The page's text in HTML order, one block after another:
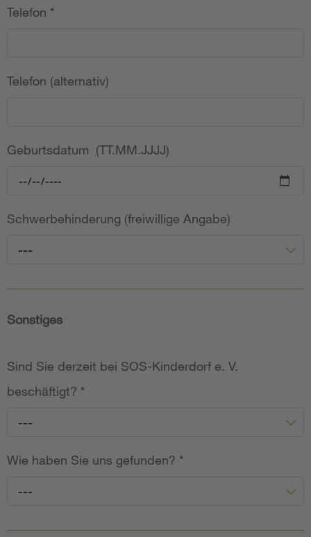
Telefon *
Telefon (alternativ)
Geburtsdatum (TT.MM.JJJJ)
Schwerbehinderung (freiwillige Angabe)
---
Sonstiges
Sind Sie derzeit bei SOS-Kinderdorf e. V.
beschäftigt? *
---
Wie haben Sie uns gefunden? *
---